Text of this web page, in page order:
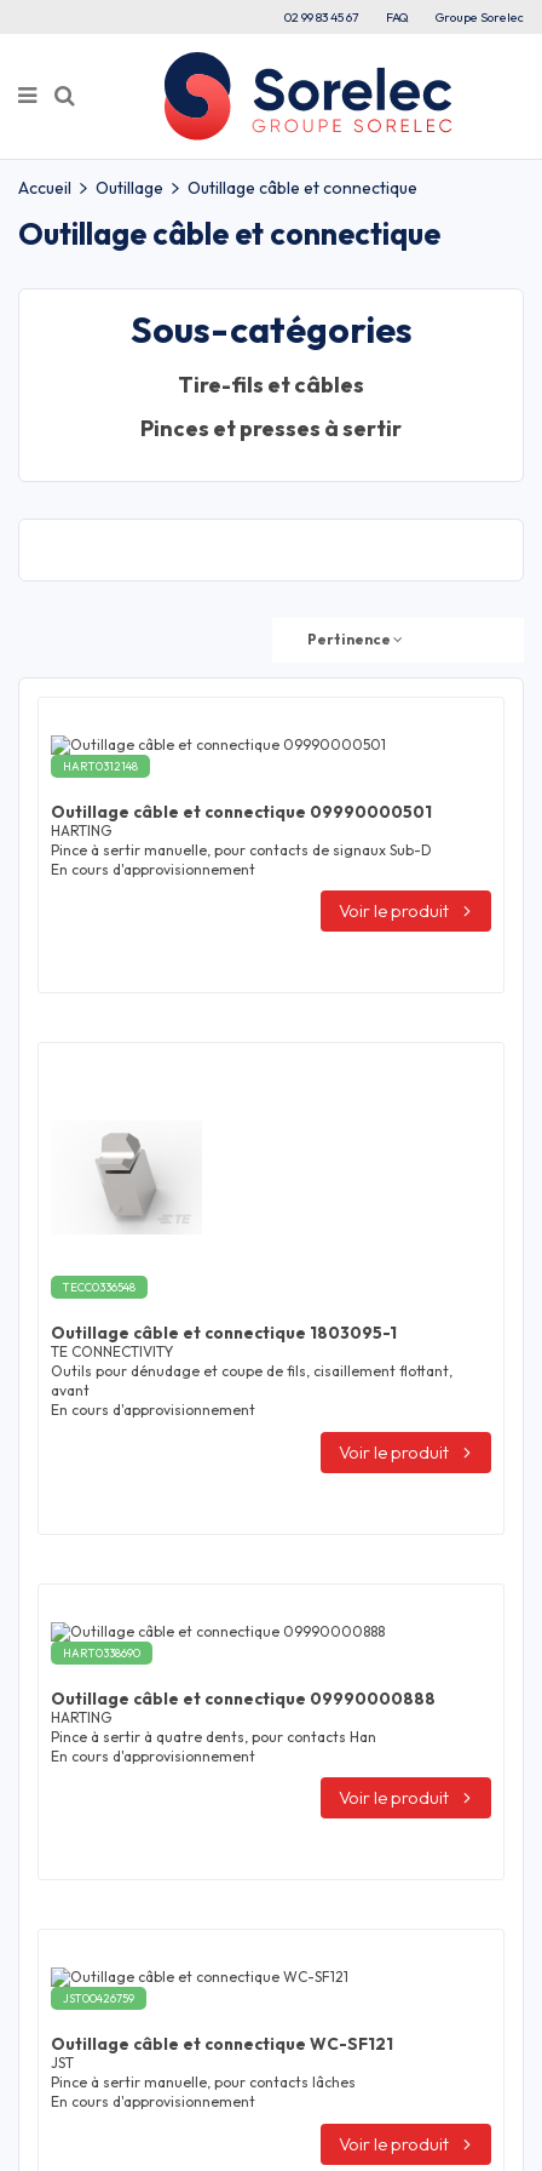
02 99 83 45 67 FAQ Groupe Sorelec
Accueil Outillage Outillage câble et connectique
Outillage câble et connectique
Sous-catégories
Tire-fils et câbles
Pinces et presses à sertir
Pertinence
HART0312148
Outillage câble et connectique 09990000501
HARTING
Pince à sertir manuelle, pour contacts de signaux Sub-D
En cours d'approvisionnement
Voir le produit
TECC0336548
Outillage câble et connectique 1803095-1
TE CONNECTIVITY
Outils pour dénudage et coupe de fils, cisaillement flottant,
avant
En cours d'approvisionnement
Voir le produit
HART0338690
Outillage câble et connectique 09990000888
HARTING
Pince à sertir à quatre dents, pour contacts Han
En cours d'approvisionnement
Voir le produit
JST00426759
Outillage câble et connectique WC-SF121
JST
Pince à sertir manuelle, pour contacts lâches
En cours d'approvisionnement
Voir le produit